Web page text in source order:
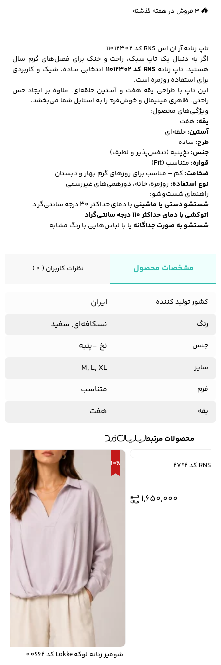
لباس زیر و راحتی
مردانه
تاپ زنانه آر ان اس RNS کد 11012302
اگر به دنبال یک تاپ سبک، راحت و خنک برای فصل‌های گرم سال
هستید، تاپ زنانهRNS کد 11012302
انتخابی ساده، شیک و کاربردی
برای استفاده روزمره است.
این تاپ با طراحی یقه هفت و آستین حلقه‌ای، علاوه بر ایجاد حس
راحتی، ظاهری مینیمال و خوش‌فرم را به استایل شما می‌بخشد.
ویژگی‌های محصول:
یقه: هفت
آستین:حلقه‌ای
طرح: ساده
جنس: نخ‌پنبه (تنفس‌پذیر و لطیف)
قواره: متناسب (Fit)
ضخامت: کم – مناسب برای روزهای گرم بهار و تابستان
نوع استفاده: روزمره، خانه، دورهمی‌های غیررسمی
راهنمای شست‌وشو:
شستشو دستی یا ماشینی با دمای حداکثر ۳۰ درجه سانتی‌گراد
اتوکشی با دمای حداکثر ۱۱۰ درجه سانتی‌گراد
شستشو به صورت جداگانه یا با لباس‌هایی با رنگ مشابه
🔥 3 فروش در هفته گذشته
مشخصات محصول نظرات کاربران ( 0 )
کشور تولید کننده ایران
رنگ نسکافه‌‌ای, سفید
جنس نخ -پنبه
سایز M, L, XL
فرم متناسب
یقه هفت
محصولات مرتبط
1,650,000
10%
شومیز زنانه لوکه Lokke کد 00662